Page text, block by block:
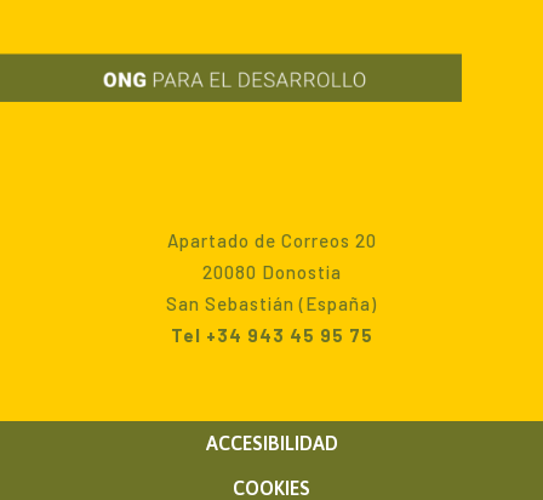
Apartado de Correos 20
20080 Donostia
San Sebastián (España)
Tel +34 943 45 95 75
ACCESIBILIDAD
COOKIES